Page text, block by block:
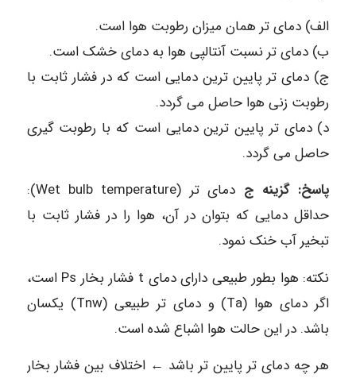
الف) دمای تر همان میزان رطوبت هوا است.
ب) دمای تر نسبت آنتالپی هوا به دمای خشک است.
ج) دمای تر پایین ترین دمایی است که در فشار ثابت با
رطوبت زنی هوا حاصل می گردد.
د) دمای تر پایین ترین دمایی است که با رطوبت گیری
حاصل می گردد.
پاسخ: گزینه ج
دمای تر (Wet bulb temperature):
حداقل دمایی که بتوان در آن، هوا را در فشار ثابت با
تبخیر آب خنک نمود.
نکته: هوا بطور طبیعی دارای دمای t فشار بخار Ps است،
اگر دمای هوا (Ta) و دمای تر طبیعی (Tnw) یکسان
باشد. در این حالت هوا اشباع شده است.
هر چه دمای تر پایین تر باشد ← اختلاف بین فشار بخار